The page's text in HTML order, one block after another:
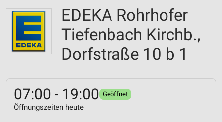
EDEKA Rohrhofer
Tiefenbach Kirchb.,
Dorfstraße 10 b 1
07:00 - 19:00 Geöffnet
Öffnungszeiten heute